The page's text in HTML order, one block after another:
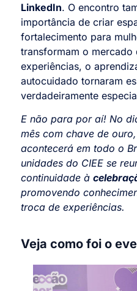
LinkedIn. O encontro
importância de criar
fortalecimento para
transformam o
experiências, o
autocuidado tornaram
verdadeiramente
E não para por aí! No
mês com chave de
acontecerá em todo o
unidades do CIEE se
continuidade à
promovendo
troca de experiências.
Veja como foi o